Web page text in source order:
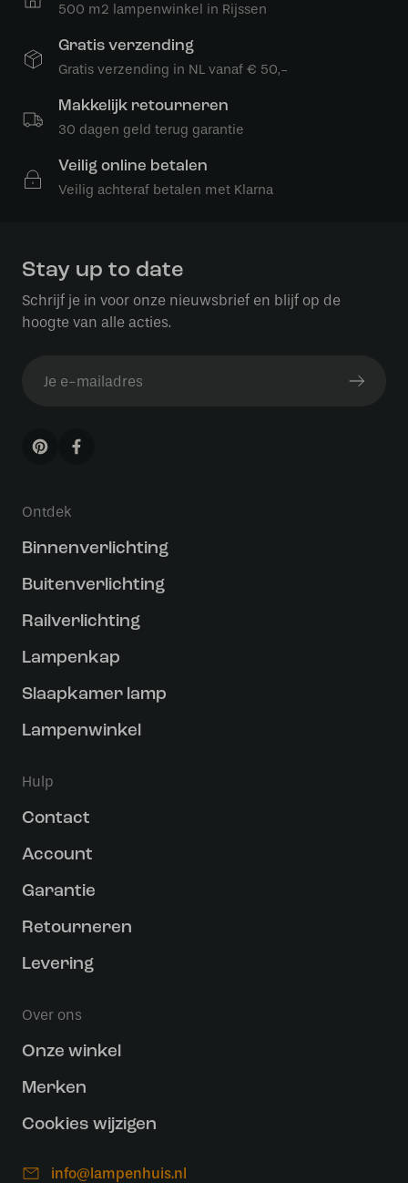
500 m2 lampenwinkel in Rijssen
Gratis verzending
Gratis verzending in NL vanaf € 50,-
Makkelijk retourneren
30 dagen geld terug garantie
Veilig online betalen
Veilig achteraf betalen met Klarna
Stay up to date
Schrijf je in voor onze nieuwsbrief en blijf op de
hoogte van alle acties.
Ontdek
Binnenverlichting
Buitenverlichting
Railverlichting
Lampenkap
Slaapkamer lamp
Lampenwinkel
Hulp
Contact
Account
Garantie
Retourneren
Levering
Over ons
Onze winkel
Merken
Cookies wijzigen
info@lampenhuis.nl